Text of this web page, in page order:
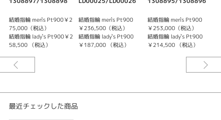
性別
レディース
メンズ
結婚指輪 men`s Pt900￥2
75,000（税込）
結婚指輪 lady`s Pt900￥2
58,500 （税込）
結婚指輪 men`s Pt900
￥236,500（税込）
結婚指輪 lady`s Pt900
￥187,000 （税込）
結婚指輪 men`s Pt900
￥253,000（税込）
結婚指輪 lady`s Pt900
￥214,500 （税込）
最近チェックした商品